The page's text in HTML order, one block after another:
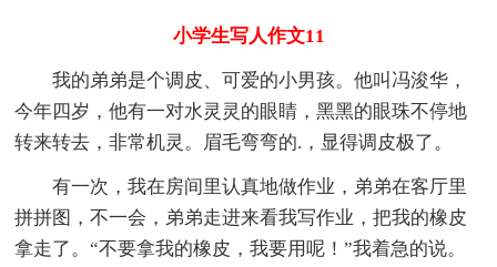
小学生写人作文11
我的弟弟是个调皮、可爱的小男孩。他叫冯浚华，
今年四岁，他有一对水灵灵的眼睛，黑黑的眼珠不停地
转来转去，非常机灵。眉毛弯弯的.，显得调皮极了。
有一次，我在房间里认真地做作业，弟弟在客厅里
拼拼图，不一会，弟弟走进来看我写作业，把我的橡皮
拿走了。“不要拿我的橡皮，我要用呢！”我着急的说。